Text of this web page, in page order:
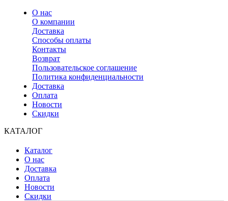
О нас
О компании
Доставка
Способы оплаты
Контакты
Возврат
Пользовательское соглашение
Политика конфиденциальности
Доставка
Оплата
Новости
Скидки
КАТАЛОГ
Каталог
О нас
Доставка
Оплата
Новости
Скидки